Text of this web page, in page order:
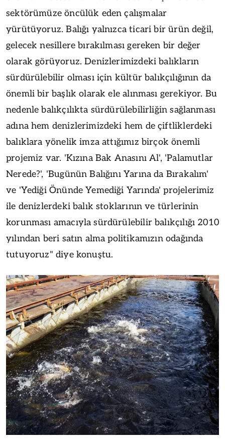
sektörümüze öncülük eden çalışmalar
yürütüyoruz. Balığı yalnızca ticari bir ürün değil,
gelecek nesillere bırakılması gereken bir değer
olarak görüyoruz. Denizlerimizdeki balıkların
sürdürülebilir olması için kültür balıkçılığının da
önemli bir başlık olarak ele alınması gerekiyor. Bu
nedenle balıkçılıkta sürdürülebilirliğin sağlanması
adına hem denizlerimizdeki hem de çiftliklerdeki
balıklara yönelik imza attığımız birçok önemli
projemiz var. 'Kızına Bak Anasını Al', 'Palamutlar
Nerede?', 'Bugünün Balığını Yarına da Bırakalım'
ve 'Yediği Önünde Yemediği Yarında' projelerimiz
ile denizlerdeki balık stoklarının ve türlerinin
korunması amacıyla sürdürülebilir balıkçılığı 2010
yılından beri satın alma politikamızın odağında
tutuyoruz" diye konuştu.